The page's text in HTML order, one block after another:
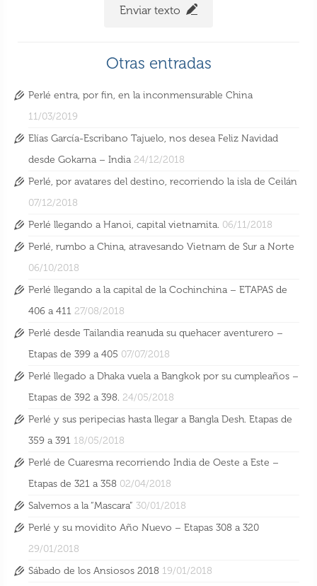
Enviar texto
Otras entradas
Perlé entra, por fin, en la inconmensurable China
11/03/2019
Elías García-Escribano Tajuelo, nos desea Feliz Navidad
desde Gokarna – India 24/12/2018
Perlé, por avatares del destino, recorriendo la isla de Ceilán
07/12/2018
Perlé llegando a Hanoi, capital vietnamita. 06/11/2018
Perlé, rumbo a China, atravesando Vietnam de Sur a Norte
06/10/2018
Perlé llegando a la capital de la Cochinchina – ETAPAS de
406 a 411 27/08/2018
Perlé desde Tailandia reanuda su quehacer aventurero –
Etapas de 399 a 405 07/07/2018
Perlé llegado a Dhaka vuela a Bangkok por su cumpleaños –
Etapas de 392 a 398. 24/05/2018
Perlé y sus peripecias hasta llegar a Bangla Desh. Etapas de
359 a 391 18/05/2018
Perlé de Cuaresma recorriendo India de Oeste a Este –
Etapas de 321 a 358 02/04/2018
Salvemos a la “Mascara” 30/01/2018
Perlé y su movidito Año Nuevo – Etapas 308 a 320
29/01/2018
Sábado de los Ansiosos 2018 19/01/2018